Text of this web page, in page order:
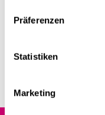
Präferenzen
Statistiken
Marketing
Mitarbeitende